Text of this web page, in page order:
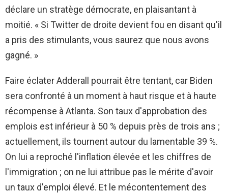
déclare un stratège démocrate, en plaisantant à
moitié. « Si Twitter de droite devient fou en disant qu'il
a pris des stimulants, vous saurez que nous avons
gagné. »
Faire éclater Adderall pourrait être tentant, car Biden
sera confronté à un moment à haut risque et à haute
récompense à Atlanta. Son taux d'approbation des
emplois est inférieur à 50 % depuis près de trois ans ;
actuellement, ils tournent autour du lamentable 39 %.
On lui a reproché l'inflation élevée et les chiffres de
l'immigration ; on ne lui attribue pas le mérite d'avoir
un taux d'emploi élevé. Et le mécontentement des